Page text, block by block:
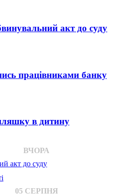
акт до суду
працівниками банку
в дитину
ВЧОРА
акт до суду
05 СЕРПНЯ